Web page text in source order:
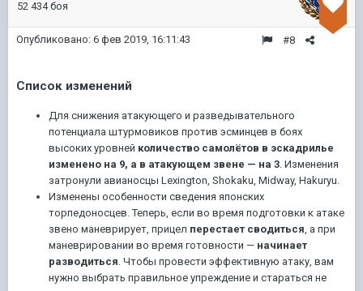
52 434 боя
#8
Опубликовано: 6 фев 2019, 16:11:43
Список изменений
Для снижения атакующего и разведывательного
потенциала штурмовиков против эсминцев в боях
высоких уровней количество самолётов в эскадрилье
изменено на 9, а в атакующем звене — на 3. Изменения
затронули авианосцы Lexington, Shokaku, Midway, Hakuryu.
Изменены особенности сведения японских
торпедоносцев. Теперь, если во время подготовки к атаке
звено маневрирует, прицел перестает сводиться, а при
маневрировании во время готовности — начинает
разводиться. Чтобы провести эффективную атаку, вам
нужно выбрать правильное упреждение и стараться не